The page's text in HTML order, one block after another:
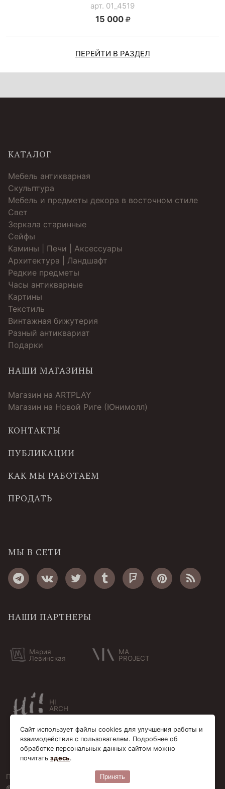
арт. 01_4519
15 000
ПЕРЕЙТИ В РАЗДЕЛ
КАТАЛОГ
Мебель антикварная
Скульптура
Мебель и предметы декора в восточном стиле
Свет
Зеркала старинные
Cейфы
Камины | Печи | Аксессуары
Архитектура | Ландшафт
Редкие предметы
Часы антикварные
Картины
Текстиль
Винтажная бижутерия
Разный антиквариат
Подарки
НАШИ МАГАЗИНЫ
Магазин на ARTPLAY
Магазин на Новой Риге (Юнимолл)
КОНТАКТЫ
ПУБЛИКАЦИИ
КАК МЫ РАБОТАЕМ
ПРОДАТЬ
МЫ В СЕТИ
НАШИ ПАРТНЕРЫ
Мария
Левинская
MA
PROJECT
HI
ARCH
Пользовательское соглашение
Cookie-файлы
Сайт использует файлы cookies для улучшения работы и
взаимодействия с пользователем. Подробнее об
обработке персональных данных сайтом можно
почитать здесь.
Принять